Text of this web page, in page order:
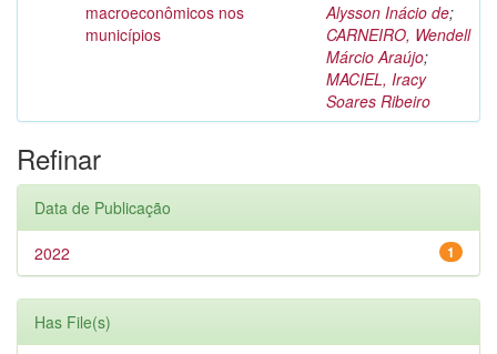
macroeconômicos nos
municípios
Alysson Inácio de;
CARNEIRO, Wendell
Márcio Araújo;
MACIEL, Iracy
Soares Ribeiro
Refinar
Data de Publicação
1
2022
Has File(s)